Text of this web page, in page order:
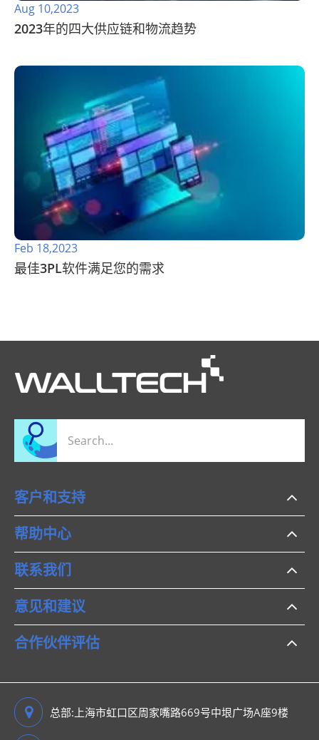
Aug 10,2023
2023年的四大供应链和物流趋势
Feb 18,2023
最佳3PL软件满足您的需求
客户和支持
帮助中心
联系我们
意见和建议
合作伙伴评估
总部:上海市虹口区周家嘴路669号中垠广场A座9楼